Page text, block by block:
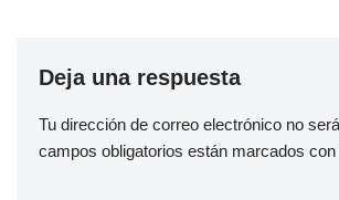
Deja una respuesta
Tu dirección de correo electrónico no
campos obligatorios están marcados con